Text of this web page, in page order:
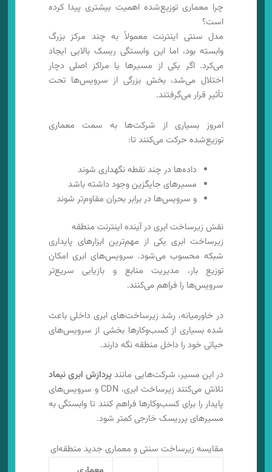
چرا معماری توزیع‌شده اهمیت بیشتری پیدا کرده
است؟
مدل سنتی اینترنت معمولاً به چند مرکز بزرگ
وابسته بود، اما این وابستگی ریسک بالایی ایجاد
می‌کرد. اگر یکی از مسیرها یا مراکز اصلی دچار
اختلال می‌شد، بخش بزرگی از سرویس‌ها تحت
تأثیر قرار می‌گرفتند.
امروز بسیاری از شرکت‌ها به سمت معماری
توزیع‌شده حرکت می‌کنند تا:
داده‌ها در چند نقطه نگهداری شوند
مسیرهای جایگزین وجود داشته باشد
و سرویس‌ها در برابر بحران مقاوم‌تر شوند
نقش زیرساخت ابری در آینده اینترنت منطقه
زیرساخت ابری یکی از مهم‌ترین ابزارهای پایداری
شبکه محسوب می‌شود. سرویس‌های ابری امکان
توزیع بار، مدیریت منابع و بازیابی سریع‌تر
سرویس‌ها را فراهم می‌کنند.
در خاورمیانه، رشد زیرساخت‌های ابری داخلی باعث
شده بسیاری از کسب‌وکارها بخشی از سرویس‌های
حیاتی خود را داخل منطقه نگه دارند.
در این مسیر، شرکت‌هایی مانندپردازش ابری نیماد
تلاش می‌کنند زیرساخت ابری، CDN و سرویس‌های
پایدار را برای کسب‌وکارها فراهم کنند تا وابستگی به
مسیرهای پرریسک خارجی کمتر شود.
مقایسه زیرساخت سنتی و معماری جدید منطقه‌ای